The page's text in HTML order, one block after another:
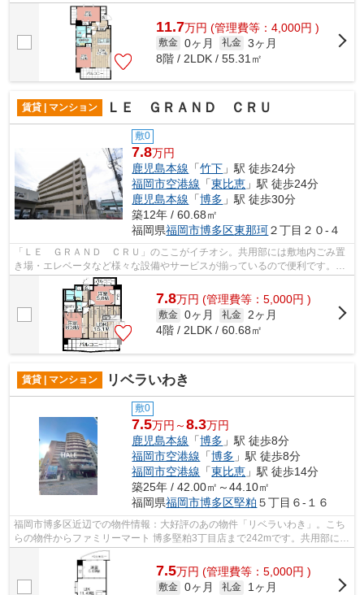
い物に便利です。共用部にはエレベータ・...
11.7万円 (管理費等：4,000円 )
敷金 0ヶ月 礼金 3ヶ月
8階 / 2LDK / 55.31㎡
賃貸 | マンション ＬＥ ＧＲＡＮＤ ＣＲＵ
敷0
7.8万円
鹿児島本線 「竹下 」駅 徒歩24分
福岡市空港線 「東比恵 」駅 徒歩24分
鹿児島本線 「博多 」駅 徒歩30分
築12年 / 60.68㎡
福岡県福岡市博多区東那珂２丁目２０-４
「ＬＥ ＧＲＡＮＤ ＣＲＵ」のここがイチオシ。共用部には敷地内ごみ置
き場・エレベータなど様々な設備やサービスが揃っているので便利です。ク
レジットカードで初期費用をお支払い...
7.8万円 (管理費等：5,000円 )
敷金 0ヶ月 礼金 2ヶ月
4階 / 2LDK / 60.68㎡
賃貸 | マンション リベラいわき
敷0
7.5万円～8.3万円
鹿児島本線 「博多 」駅 徒歩8分
福岡市空港線 「博多 」駅 徒歩8分
福岡市空港線 「東比恵 」駅 徒歩14分
築25年 / 42.00㎡～44.10㎡
福岡県福岡市博多区堅粕 ５丁目６-１６
福岡市博多区近辺での物件情報：大好評のあの物件「リベラいわき」。こち
らの物件からファミリーマート 博多堅粕3丁目店まで242mです。共用部には
エレベータ・敷地内ごみ置き場などが...
7.5万円 (管理費等：5,000円 )
敷金 0ヶ月 礼金
1ヶ月